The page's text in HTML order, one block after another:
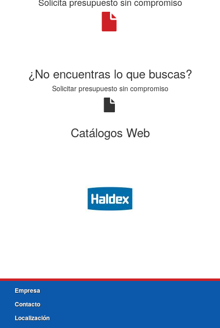
¿No encuentras lo que buscas?
Solicitar presupuesto sin compromiso
Catálogos Web
Empresa
Contacto
Localización